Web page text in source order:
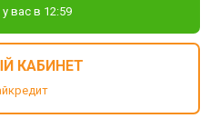
вас в 12:59
КАБИНЕТ